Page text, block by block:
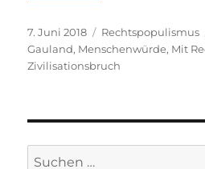
Veröffentlicht
am
7. Juni 2018 Kategorien
Rechtspopulismus
Gauland, Menschenwürde, Mit
Zivilisationsbruch
Suche